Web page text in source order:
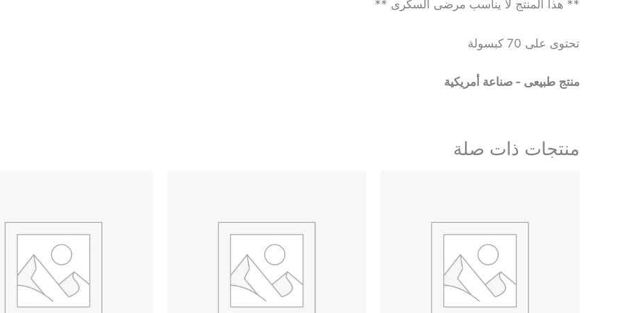
** هذا المنتج لا يناسب مرضى السكرى **
تحتوى على 70 كبسولة
منتج طبيعى - صناعة أمريكية
منتجات ذات صلة